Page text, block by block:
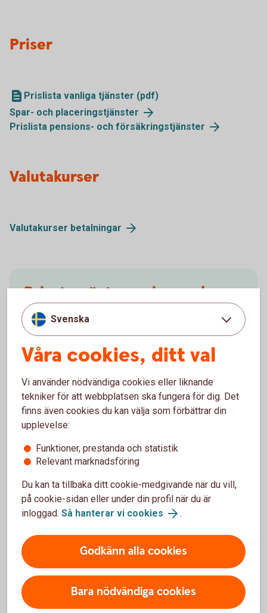
Priser
Prislista vanliga tjänster (pdf)
Spar- och placeringstjänster
Prislista pensions- och försäkringstjänster
Valutakurser
Valutakurser betalningar
Privat – räntor, priser och
kurser
Räntor, kurser och priser för flera av våra tjänster
riktade till privatpersoner.
Räntor, priser och kurser
För att se detta innehåll behöver du först
godkänna cookies för Funktioner, prestanda
och statistik.
Inställningar för cookies
Svenska
Våra cookies, ditt val
Vi använder nödvändiga cookies eller liknande
tekniker för att webbplatsen ska fungera för dig. Det
finns även cookies du kan välja som förbättrar din
upplevelse:
Funktioner, prestanda och statistik
Relevant marknadsföring
Du kan ta tillbaka ditt cookie-medgivande när du vill,
på cookie-sidan eller under din profil när du är
inloggad. Så hanterar vi cookies .
Godkänn alla cookies
Bara nödvändiga cookies